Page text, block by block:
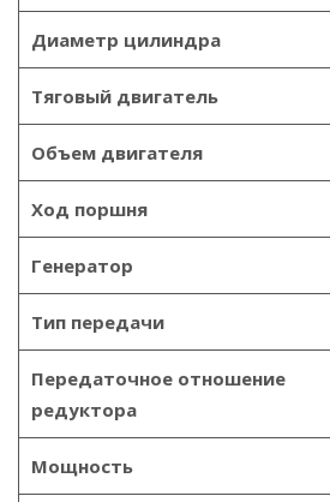
Диаметр цилиндра
Тяговый двигатель
Объем двигателя
Ход поршня
Генератор
Тип передачи
Передаточное отношение
редуктора
Мощность